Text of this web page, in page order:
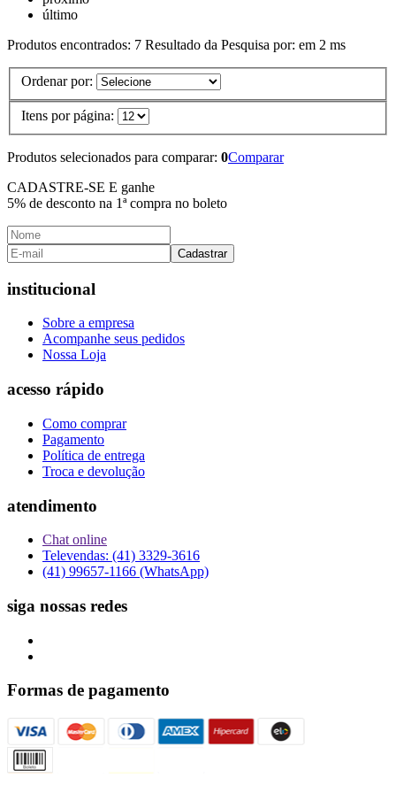
último
Produtos encontrados: 7 Resultado da Pesquisa por: em 2 ms
Ordenar por:
Itens por página:
Produtos selecionados para comparar: 0Comparar
CADASTRE-SE E ganhe
5% de desconto na 1ª compra no boleto
Cadastrar
institucional
Sobre a empresa
Acompanhe seus pedidos
Nossa Loja
acesso rápido
Como comprar
Pagamento
Política de entrega
Troca e devolução
atendimento
Chat online
Televendas: (41) 3329-3616
(41) 99657-1166 (WhatsApp)
siga nossas redes
Formas de pagamento